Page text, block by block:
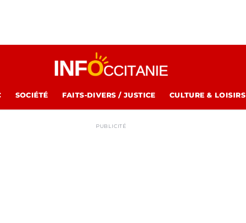
SOCIÉTÉ FAITS-DIVERS / JUSTICE CULTURE & LOISIRS
PUBLICITÉ